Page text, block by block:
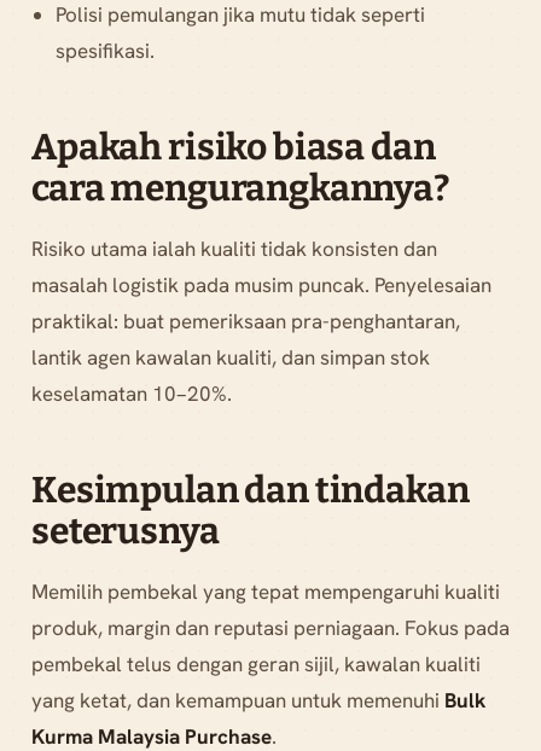
Polisi pemulangan jika mutu tidak seperti
spesifikasi.
Apakah risiko biasa dan
cara mengurangkannya?
Risiko utama ialah kualiti tidak konsisten dan
masalah logistik pada musim puncak. Penyelesaian
praktikal: buat pemeriksaan pra-penghantaran,
lantik agen kawalan kualiti, dan simpan stok
keselamatan 10–20%.
Kesimpulan dan tindakan
seterusnya
Memilih pembekal yang tepat mempengaruhi kualiti
produk, margin dan reputasi perniagaan. Fokus pada
pembekal telus dengan geran sijil, kawalan kualiti
yang ketat, dan kemampuan untuk memenuhi Bulk
Kurma Malaysia Purchase.